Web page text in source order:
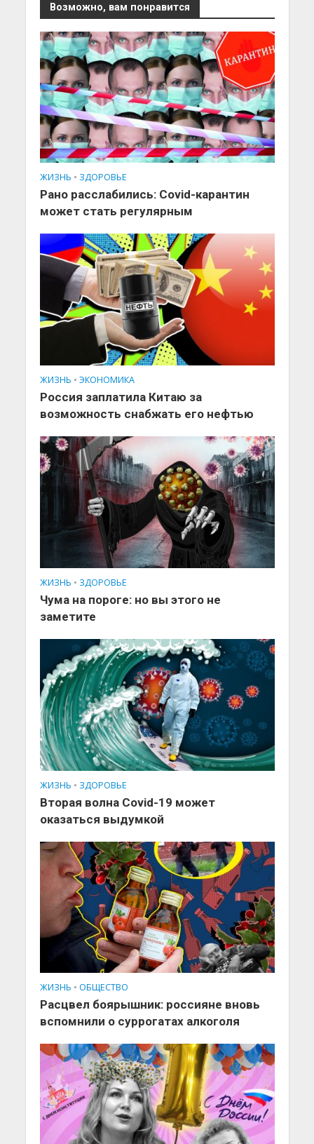
Возможно, вам понравится
ЖИЗНЬ • ЗДОРОВЬЕ
Рано расслабились: Covid-карантин
может стать регулярным
ЖИЗНЬ • ЭКОНОМИКА
Россия заплатила Китаю за
возможность снабжать его нефтью
ЖИЗНЬ • ЗДОРОВЬЕ
Чума на пороге: но вы этого не
заметите
ЖИЗНЬ • ЗДОРОВЬЕ
Вторая волна Covid-19 может
оказаться выдумкой
ЖИЗНЬ • ОБЩЕСТВО
Расцвел боярышник: россияне вновь
вспомнили о суррогатах алкоголя